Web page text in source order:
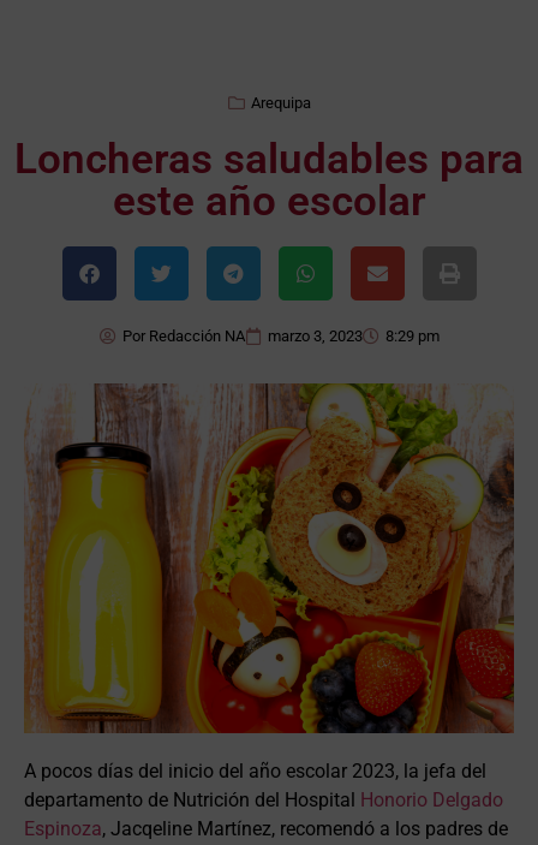
Arequipa
Loncheras saludables para
este año escolar
PorRedacción NA marzo 3, 2023 8:29 pm
A pocos días del inicio del año escolar 2023, la jefa del
departamento de Nutrición del Hospital
Honorio Delgado
Espinoza, Jacqeline Martínez, recomendó a los padres de